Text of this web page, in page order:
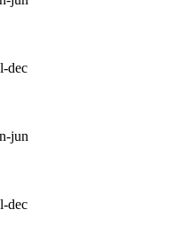
dec
jun
dec